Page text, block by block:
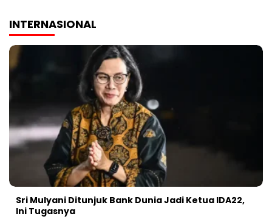
INTERNASIONAL
Sri Mulyani Ditunjuk Bank Dunia Jadi Ketua IDA22,
Ini Tugasnya